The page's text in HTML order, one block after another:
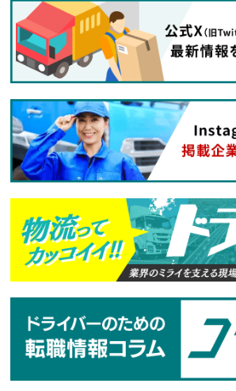
ながら各地を巡るお仕事です。荷物の
なく、接客を楽しみながら運転に集
色や季節の移り変わりを感じながら
の仕事ならではの魅力。経験がなく
き・人が好きなら大歓迎！「やって
気持ちを、私たちが全力でサポート
鐵道株式会社】でのお仕事ですが、
エージェントを通じてのご紹介にな